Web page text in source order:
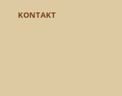
KONTAKT